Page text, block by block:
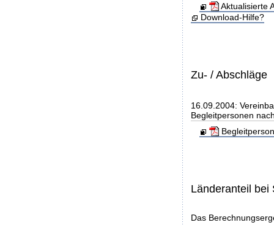
Aktualisierte
Download-Hilfe?
Zu- / Abschläge
16.09.2004:
Begleitpersonen
Länderanteil bei
Das